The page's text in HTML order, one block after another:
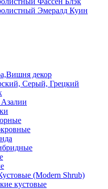
Эмералд Куин
декор
Серый, Грецкий
(Modern Shrub)
кустовые